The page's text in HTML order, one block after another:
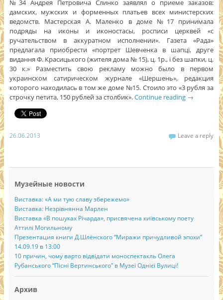
№34 Андрея Петровича Слинко заявлял о приеме заказов:
дамских, мужских и форменных платьев всех министерских
ведомств. Мастерская А. Маленко в доме №17 принимала
подряды на иконы и иконостасы, росписи церквей «с
ручательством в аккуратном исполнении». Газета «Рада»
предлагала приобрести «портрет Шевченка в шапці, друге
видання Ф. Красицького (жителя дома № 15), ц. 1р., і без шапки, ц.
30 к.» Разместить свою рекламу можно было в первом
украинском сатирическом журнале «Шершень», редакция
которого находилась в том же доме №15. Стоило это «3 рубля за
строчку петита, 150 рублей за столбик».Continue reading →
26.06.2013 Leave a reply
Музейные новости
Виставка: «А ми тую славу збережемо»
Виставка: Незрівнянна Марлен
Виставка «В пошуках Річарда», присвячена київському поету
Аттилі Могильному
Презентация книги Д.Шлёнского “Миражи причудливой эпохи”
14.09.19 в 13:00
10 причин, чому варто відвідати моноспектакль Олега
Рубанського “Пісні Вертинського” в Музеї Однієї Вулиці!
Архив